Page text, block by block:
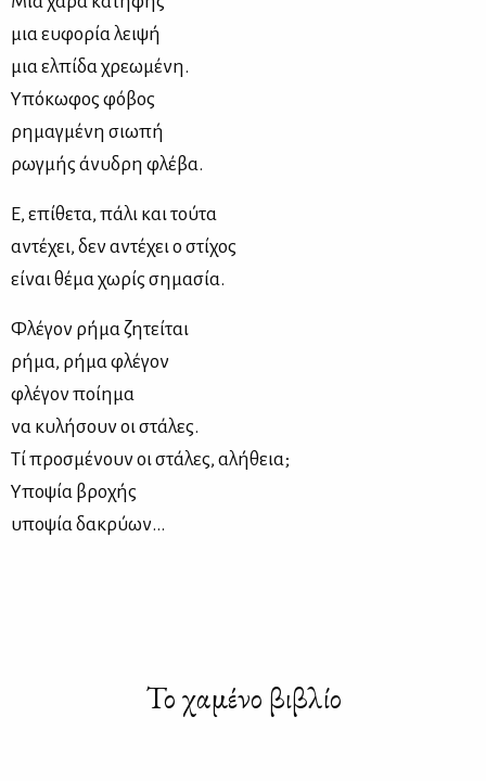
μια ευφορία λειψή
μια ελπίδα χρεωμένη.
Υπόκωφος φόβος
ρημαγμένη σιωπή
ρωγμής άνυδρη φλέβα.
Ε, επίθετα, πάλι και τούτα
αντέχει, δεν αντέχει ο στίχος
είναι θέμα χωρίς σημασία.
Φλέγον ρήμα ζητείται
ρήμα, ρήμα φλέγον
φλέγον ποίημα
να κυλήσουν οι στάλες.
Τί προσμένουν οι στάλες, αλήθεια;
Υποψία βροχής
υποψία δακρύων…
Το χαμένο βιβλίο